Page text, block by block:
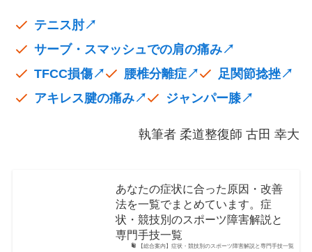
テニス肘↗
サーブ・スマッシュでの肩の痛み↗
TFCC損傷↗
腰椎分離症↗
足関節捻挫↗
アキレス腱の痛み↗
ジャンパー膝↗
執筆者 柔道整復師 古田 幸大
【総合案内】症状・競技別のスポーツ障害解説と専門手技一覧
あなたの症状に合った原因・改善
法を一覧でまとめています。症
状・競技別のスポーツ障害解説と
専門手技一覧